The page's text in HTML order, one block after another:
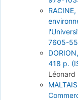
7605-
418 p.
Léonard